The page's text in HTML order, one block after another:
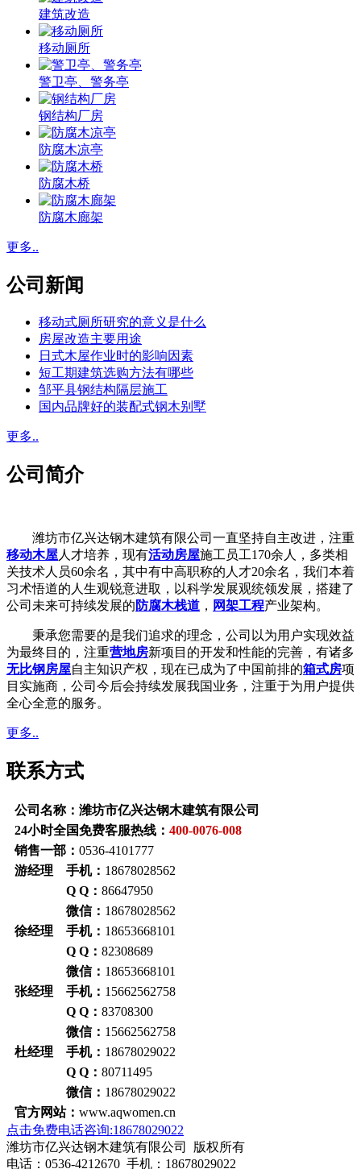
建筑改造
移动厕所
警卫亭、警务亭
钢结构厂房
防腐木凉亭
防腐木桥
防腐木廊架
更多..
公司新闻
移动式厕所研究的意义是什么
房屋改造主要用途
日式木屋作业时的影响因素
短工期建筑选购方法有哪些
邹平县钢结构隔层施工
国内品牌好的装配式钢木别墅
更多..
公司简介
潍坊市亿兴达钢木建筑有限公司一直坚持自主改进，注重
移动木屋人才培养，现有活动房屋施工员工170余人，多类相
关技术人员60余名，其中有中高职称的人才20余名，我们本着
习术悟道的人生观锐意进取，以科学发展观统领发展，搭建了
公司未来可持续发展的 防腐木栈道 ， 网架工程产业架构。
秉承您需要的是我们追求的理念，公司以为用户实现效益
为最终目的，注重营地房新项目的开发和性能的完善，有诸多
无比钢房屋自主知识产权，现在已成为了中国前排的箱式房项
目实施商，公司今后会持续发展我国业务，注重于为用户提供
全心全意的服务。
更多..
联系方式
公司名称：潍坊市亿兴达钢木建筑有限公司
24小时全国免费客服热线： 400-0076-008
销售一部： 0536-4101777
游经理 手机： 18678028562
Q Q： 86647950
微信： 18678028562
徐经理 手机： 18653668101
Q Q： 82308689
微信： 18653668101
张经理 手机： 15662562758
Q Q： 83708300
微信： 15662562758
杜经理 手机： 18678029022
Q Q： 80711495
微信： 18678029022
官方网站： www.aqwomen.cn
点击免费电话咨询:18678029022
潍坊市亿兴达钢木建筑有限公司 版权所有
电话：0536-4212670 手机：18678029022